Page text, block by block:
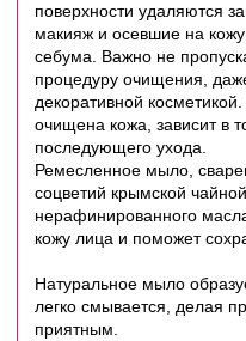
поверхности удаляются
макияж и осевшие на
себума. Важно не
процедуру очищения,
декоративной
очищена кожа, зависит в
последующего ухода.
Ремесленное мыло,
соцветий крымской
нерафинированного
кожу лица и поможет
Натуральное мыло
легко смывается, делая
приятным.